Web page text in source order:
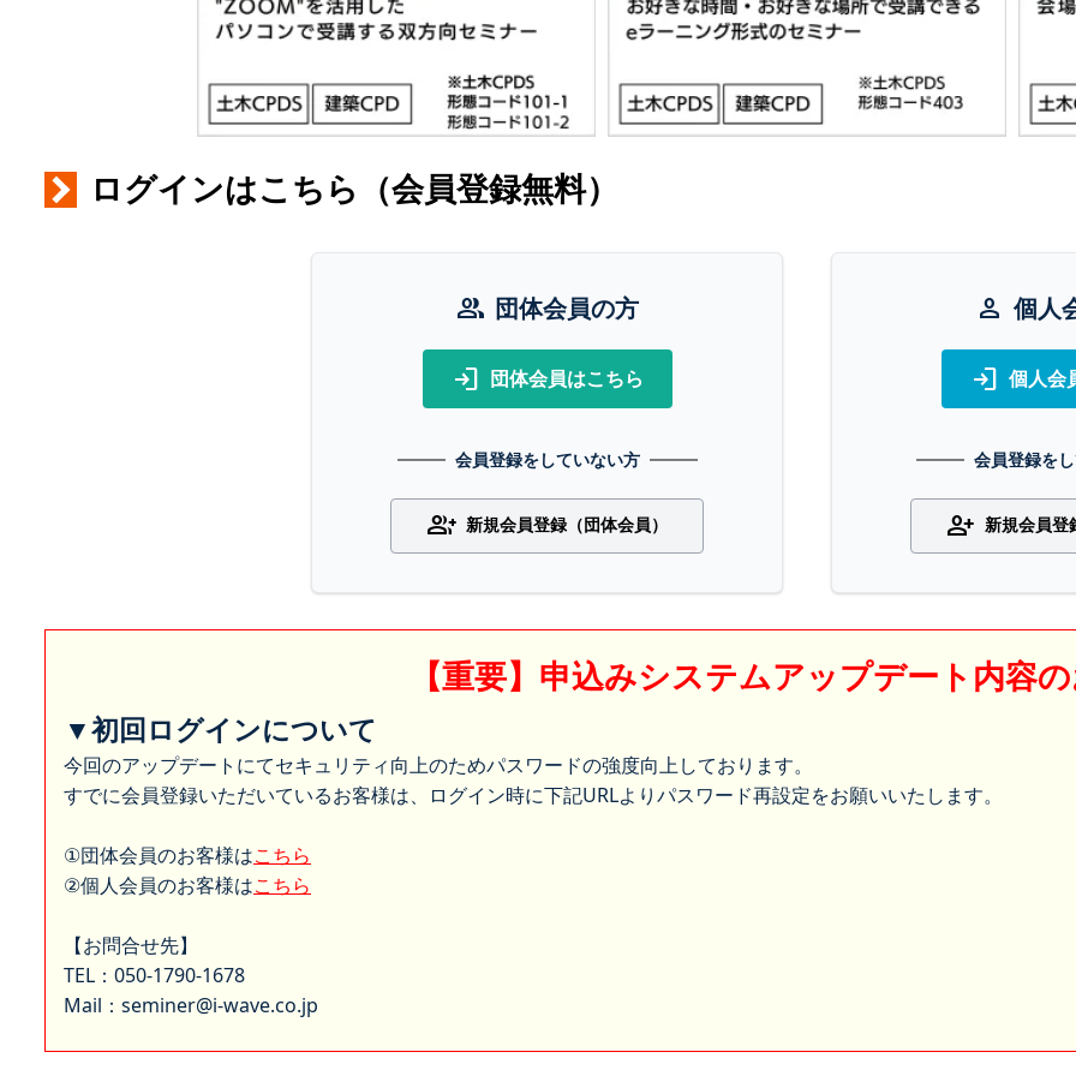
ログインはこちら（会員登録無料）
group 団体会員の方
login 団体会員はこちら
会員登録をしていない方
group_add 新規会員登録（団体会員）
person 個人
login 個人会
会員登録を
person_add 新規会員登
【重要】申込みシステムアップデート内容
▼初回ログインについて
今回のアップデートにてセキュリティ向上のためパスワードの強度向上しております。
すでに会員登録いただいているお客様は、ログイン時に下記URLよりパスワード再設定をお願いいたします。
①団体会員のお客様はこちら
②個人会員のお客様はこちら
【お問合せ先】
TEL：050-1790-1678
Mail：seminer@i-wave.co.jp